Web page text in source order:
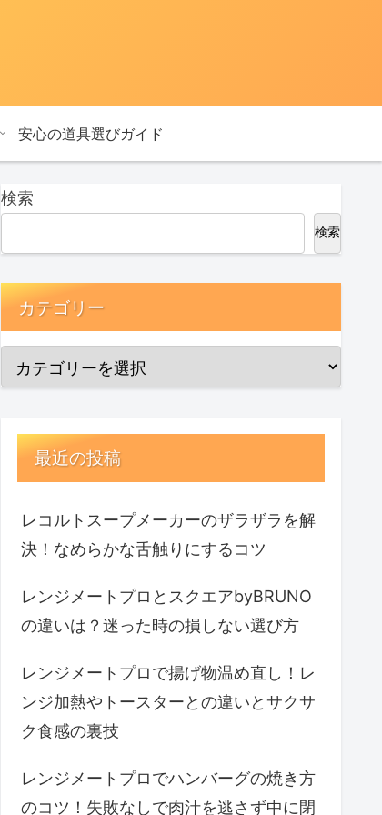
安心の道具選びガイド
検索
検索
カテゴリー
最近の投稿
レコルトスープメーカーのザラザラを解
決！なめらかな舌触りにするコツ
レンジメートプロとスクエアbyBRUNO
の違いは？迷った時の損しない選び方
レンジメートプロで揚げ物温め直し！レ
ンジ加熱やトースターとの違いとサクサ
ク食感の裏技
レンジメートプロでハンバーグの焼き方
のコツ！失敗なしで肉汁を逃さず中に閉